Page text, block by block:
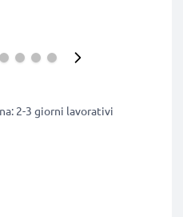
2-3 giorni lavorativi